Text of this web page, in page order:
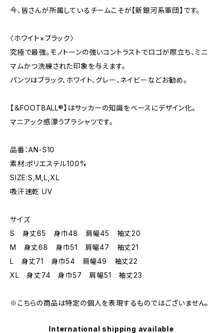
今、皆さんが所属しているチームこそが【新銀河系軍団】です。
〈ホワイト×ブラック〉
究極で最強。モノトーンの強いコントラストでロゴが際立ち、ミニ
マムかつ洗練された印象を与えます。
パンツはブラック、ホワイト、グレー、ネイビーなどお勧め。
【＆FOOTBALL®︎】はサッカーの知識をベースにデザイン化。
マニアック感漂うプラシャツです。
品番：AN-S10
素材:ポリエステル100%
SIZE:S,M,L,XL
吸汗速乾 UV
サイズ
S 身丈65 身巾48 肩幅45 袖丈20
M 身丈68 身巾51 肩幅47 袖丈21
L 身丈71 身巾54 肩幅49 袖丈22
XL 身丈74 身巾57 肩幅51 袖丈23
※こちらの商品は特定の個人を表現するものではございません。
International shipping available